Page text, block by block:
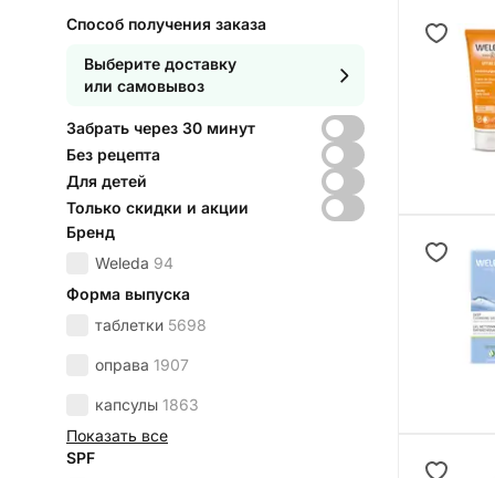
Способ получения заказа
Выберите доставку
или самовывоз
Забрать через 30 минут
Без рецепта
Для детей
Только скидки и акции
Бренд
Weleda 94
Форма выпуска
таблетки 5698
оправа 1907
капсулы 1863
Показать все
SPF